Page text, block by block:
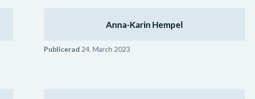
Anna-Karin Hempel
Publicerad 24. March 2023